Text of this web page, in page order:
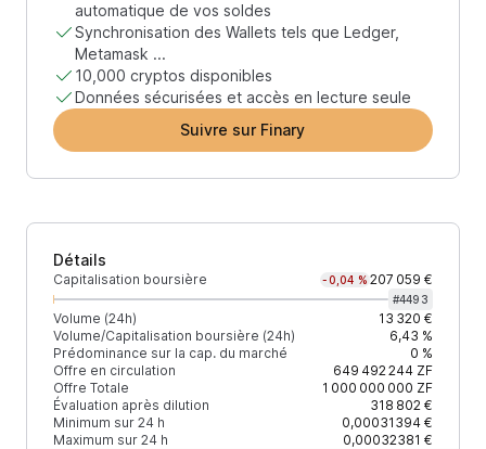
automatique de vos soldes
Synchronisation des Wallets tels que Ledger,
Metamask ...
10,000 cryptos disponibles
Données sécurisées et accès en lecture seule
Suivre sur Finary
Détails
Capitalisation boursière -0,04 % 207 059 €
#4493
Volume (24h)
13 320 €
Volume/Capitalisation boursière (24h)
6,43 %
Prédominance sur la cap. du marché
0 %
Offre en circulation
649 492 244ZF
Offre Totale
1 000 000 000 ZF
Évaluation après dilution
318 802 €
Minimum sur 24 h
0,00031394 €
Maximum sur 24 h
0,00032381 €